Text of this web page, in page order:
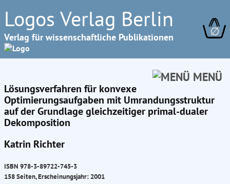
Logos Verlag Berlin
Verlag für wissenschaftliche Publikationen ∅
MENÜ
Lösungsverfahren für konvexe
Optimierungsaufgaben mit Umrandungsstruktur
auf der Grundlage gleichzeitiger primal-dualer
Dekomposition
Katrin Richter
ISBN 978-3-89722-745-3
158 Seiten, Erscheinungsjahr: 2001